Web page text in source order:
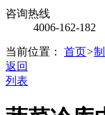
咨询热线
4006-162-182
当前位置： 首页>
返回
列表